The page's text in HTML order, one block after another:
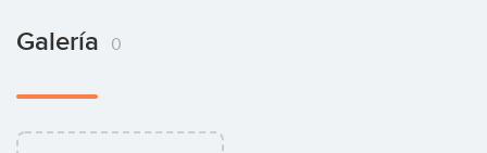
Galería 0